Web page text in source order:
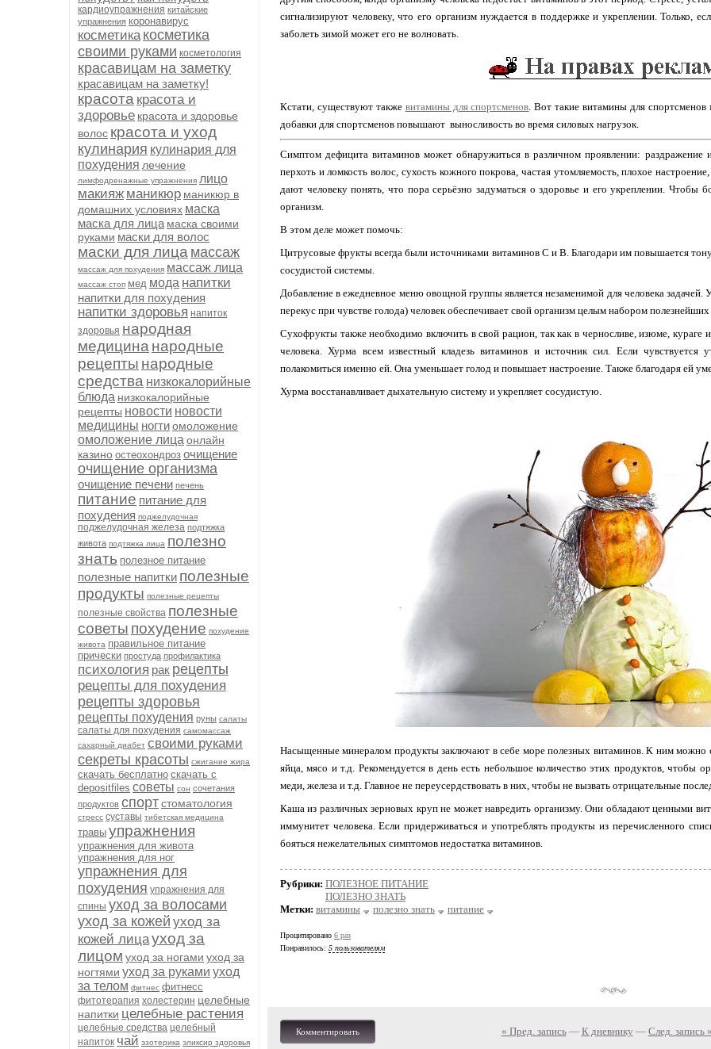
кардиоупражнения китайские
упражнения коронавирус
косметика косметика
своими руками косметология
красавицам на заметку
красавицам на заметку!
красота красота и
здоровье красота и здоровье
волос красота и уход
кулинария кулинария для
похудения лечение
лимфодренажные упражнения лицо
макияж маникюр маникюр в
домашних условиях маска
маска для лица маска своими
руками маски для волос
маски для лица массаж
массаж для похудения массаж лица
массаж стоп мед мода напитки
напитки для похудения
напитки здоровья напиток
здоровья народная
медицина народные
рецепты народные
средства низкокалорийные
блюда низкокалорийные
рецепты новости новости
медицины ногтиомоложение
омоложение лица онлайн
казино остеохондроз очищение
очищение организма
очищение печени печень
питание питание для
похудения поджелудочная
поджелудочная железа подтяжка
живота подтяжка лица полезно
знать полезное питание
полезные напитки полезные
продукты полезные рецепты
полезные свойства полезные
советы похудение похудение
живота правильное питание
прически простуда профилактика
психология рак рецепты
рецепты для похудения
рецепты здоровья
рецепты похудения руны салаты
салаты для похудения самомассаж
сахарный диабет своими руками
секреты красоты сжигание жира
скачать бесплатно скачать с
depositfiles советы сон сочетания
продуктов спортстоматология
стресс суставы тибетская медицина
травы упражнения
упражнения для живота
упражнения для ног
упражнения для
похудения упражнения для
спины уход за волосами
уход за кожей уход за
кожей лицауход за
лицом уход за ногами уход за
ногтями уход за руками уход
за телом фитнес фитнесс
фитотерапия холестерин целебные
напитки целебные растения
целебные средства целебный
напиток чай эзотерика эликсир здоровья
сигнализируют человеку, что его организм нуждается в поддержке и укреплении. Только,
заболеть зимой может его не волновать.
Кстати, существуют также витамины для спортсменов. Вот такие витамины для
добавки для спортсменов повышают выносливость во время силовых нагрузок.
Симптом дефицита витаминов может обнаружиться в различном проявлении: раздражение
перхоть и ломкость волос, сухость кожного покрова, частая утомляемость, плохое
дают человеку понять, что пора серьёзно задуматься о здоровье и его укреплении. Чтобы
организм.
В этом деле может помочь:
Цитрусовые фрукты всегда были источниками витаминов С и В. Благодари им повышается
сосудистой системы.
Добавление в ежедневное меню овощной группы является незаменимой для человека
перекус при чувстве голода) человек обеспечивает свой организм целым набором
Сухофрукты также необходимо включить в свой рацион, так как в черносливе, изюме,
человека. Хурма всем известный кладезь витаминов и источник сил. Если
полакомиться именно ей. Она уменьшает голод и повышает настроение. Также благодаря ей
Хурма восстанавливает дыхательную систему и укрепляет сосудистую.
Насыщенные минералом продукты заключают в себе море полезных витаминов. К ним можно
яйца, мясо и т.д. Рекомендуется в день есть небольшое количество этих продуктов, чтобы
меди, железа и т.д. Главное не переусердствовать в них, чтобы не вызвать отрицательные
Каша из различных зерновых круп не может навредить организму. Они обладают ценными
иммунитет человека. Если придерживаться и употреблять продукты из перечисленного
бояться нежелательных симптомов недостатка витаминов.
Рубрики: ПОЛЕЗНОЕ ПИТАНИЕ
ПОЛЕЗНО ЗНАТЬ
Метки: витамины полезно знать питание
Процитировано 6 раз
Понравилось: 5 пользователям
Комментировать « Пред. запись— К дневнику — След. запись